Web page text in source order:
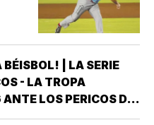
| LA SERIE
- LA TROPA
LOS PERICOS DE
DE LA ÚLTIMA